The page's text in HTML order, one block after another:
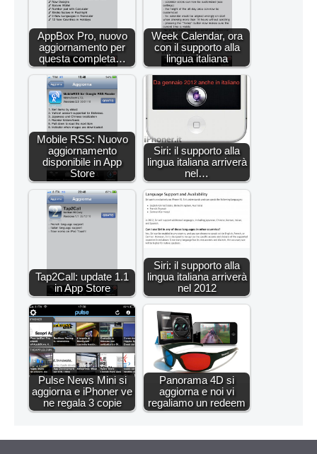
AppBox Pro, nuovo
aggiornamento per
questa completa…
Week Calendar, ora
con il supporto alla
lingua italiana
Mobile RSS: Nuovo
aggiornamento
disponibile in App
Store
Siri: il supporto alla
lingua italiana arriverà
nel…
Tap2Call: update 1.1
in App Store
Siri: il supporto alla
lingua italiana arriverà
nel 2012
Pulse News Mini si
aggiorna e iPhoner ve
ne regala 3 copie
Panorama 4D si
aggiorna e noi vi
regaliamo un redeem